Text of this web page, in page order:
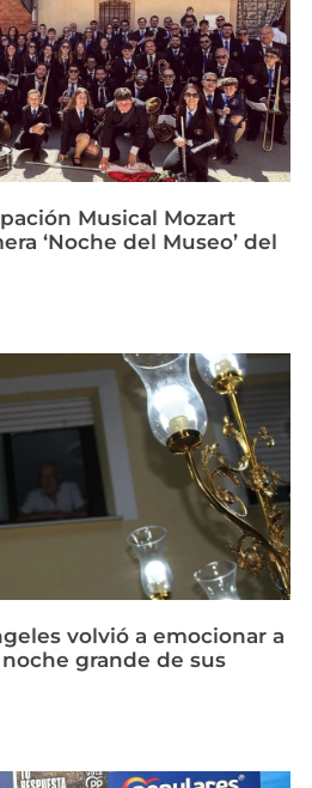
Musical Mozart
‘Noche del Museo’ del
volvió a emocionar a
grande de sus